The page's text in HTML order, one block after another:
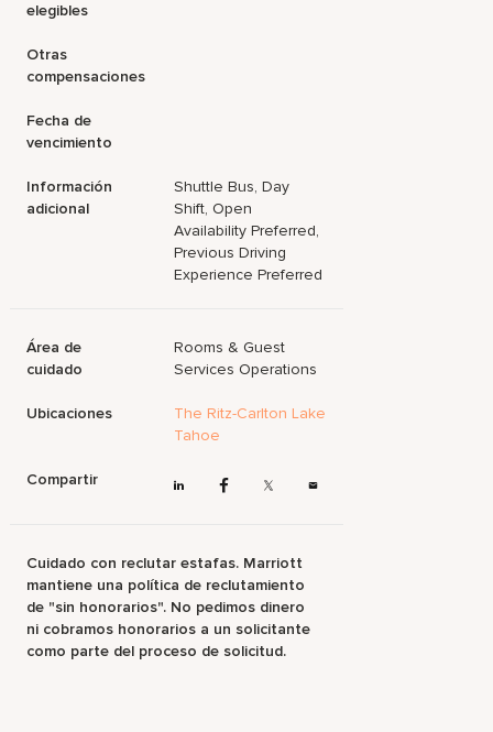
elegibles
Otras
compensaciones
Fecha de
vencimiento
Información
adicional
Shuttle Bus, Day
Shift, Open
Availability Preferred,
Previous Driving
Experience Preferred
Área de
cuidado
Rooms & Guest
Services Operations
Ubicaciones
The Ritz-Carlton Lake
Tahoe
Compartir
Cuidado con reclutar estafas. Marriott
mantiene una política de reclutamiento
de "sin honorarios". No pedimos dinero
ni cobramos honorarios a un solicitante
como parte del proceso de solicitud.